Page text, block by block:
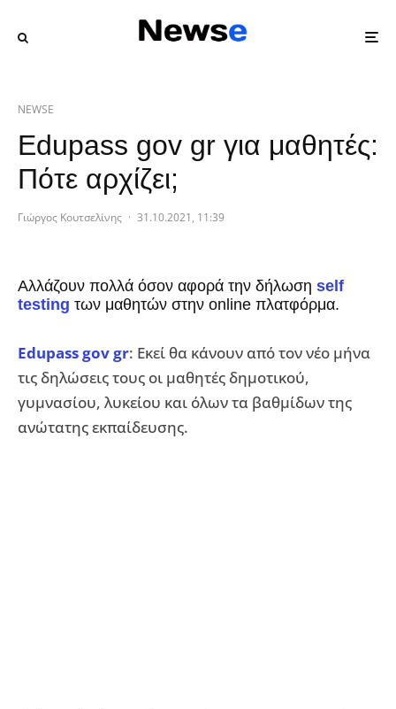
NEWSE
Edupass gov gr για μαθητές:
Πότε αρχίζει;
Γιώργος Κουτσελίνης · 31.10.2021, 11:39
Αλλάζουν πολλά όσον αφορά την δήλωση self
testing των μαθητών στην online πλατφόρμα.
Edupass gov gr: Εκεί θα κάνουν από τον νέο μήνα
τις δηλώσεις τους οι μαθητές δημοτικού,
γυμνασίου, λυκείου και όλων τα βαθμίδων της
ανώτατης εκπαίδευσης.